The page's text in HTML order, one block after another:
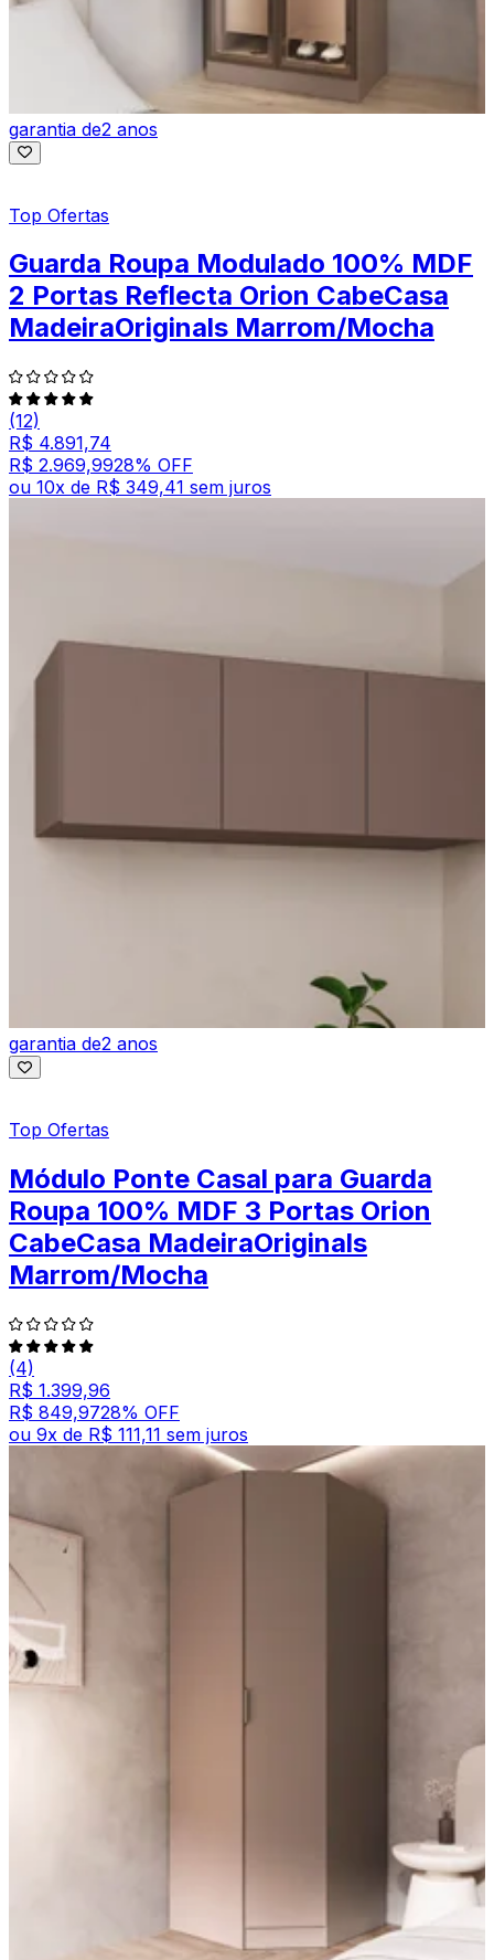
garantia de2 anos
Top Ofertas
Guarda Roupa Modulado 100% MDF
2 Portas Reflecta Orion CabeCasa
MadeiraOriginals Marrom/Mocha
(12)
R$ 4.891,74
R$ 2.969,9928% OFF
ou 10x de R$ 349,41 sem juros
garantia de2 anos
Top Ofertas
Módulo Ponte Casal para Guarda
Roupa 100% MDF 3 Portas Orion
CabeCasa MadeiraOriginals
Marrom/Mocha
(4)
R$ 1.399,96
R$ 849,9728% OFF
ou 9x de R$ 111,11 sem juros